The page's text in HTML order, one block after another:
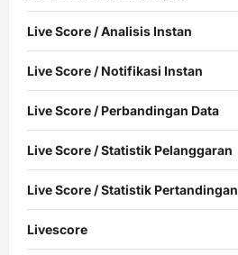
Live Score / Analisis Instan
Live Score / Notifikasi Instan
Live Score / Perbandingan Data
Live Score / Statistik Pelanggaran
Live Score / Statistik Pertandingan
Livescore